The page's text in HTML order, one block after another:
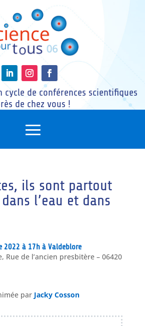
cycle de conférences scientifiques
de chez vous !
ils sont partout
l’eau et dans
2022 à 17h à Valdeblore
Rue de l’ancien presbitère – 06420
par Jacky Cosson